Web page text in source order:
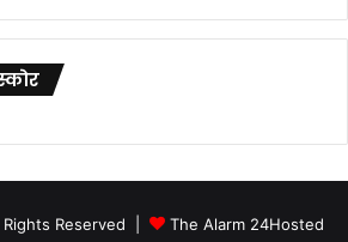
Reserved | The Alarm 24Hosted